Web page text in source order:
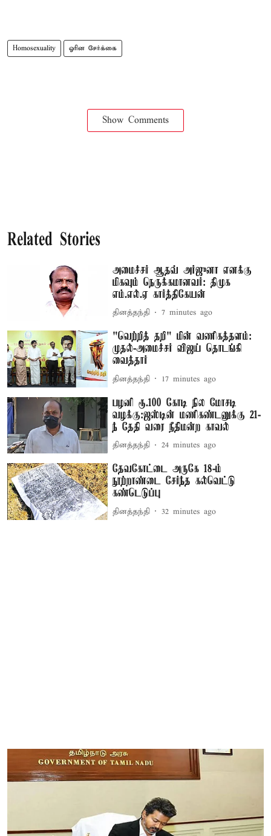
Homosexuality ஓரின சேர்க்கை
Show Comments
Related Stories
அமைச்சர் ஆதவ் அர்ஜுனா எனக்கு
மிகவும் நெருக்கமானவர்: திமுக
எம்.எல்.ஏ கார்த்திகேயன்
தினத்தந்தி 7 minutes ago
"வெற்றித் தறி" மின் வணிகத்தளம்:
முதல்-அமைச்சர் விஜய் தொடங்கி
வைத்தார்
தினத்தந்தி 17 minutes ago
பழனி ரூ.100 கோடி நில மோசடி
வழக்கு:ஜஸ்டின் மணிகண்டனுக்கு 21-
ந் தேதி வரை நீதிமன்ற காவல்
தினத்தந்தி 24 minutes ago
தேவகோட்டை அருகே 18-ம்
நூற்றாண்டை சேர்ந்த கல்வெட்டு
கண்டெடுப்பு
தினத்தந்தி 32 minutes ago